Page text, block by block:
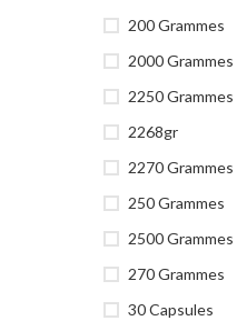
200 Grammes
2000 Grammes
2250 Grammes
2268gr
2270 Grammes
250 Grammes
2500 Grammes
270 Grammes
30 Capsules